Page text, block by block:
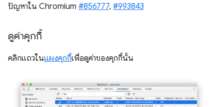
ปัญหาใน Chromium #856777, #993843
ดูค่าคุกกี้
คลิกแถวในแผงคุกกี้เพื่อดูค่าของคุกกี้นั้น